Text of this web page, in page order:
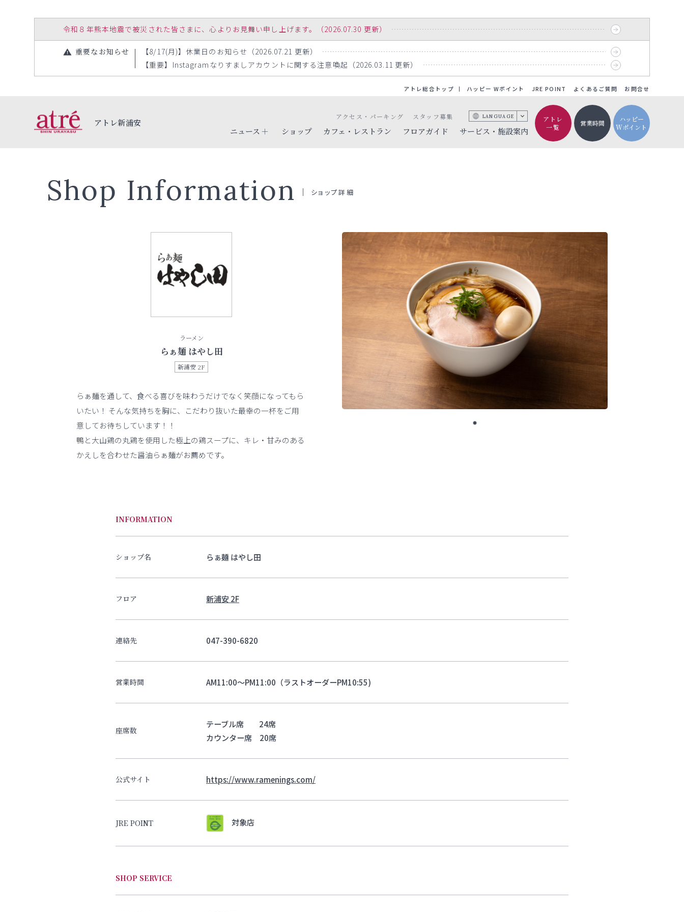
令和８年熊本地震で被災された皆さまに、心よりお見舞い申し上げます。（2026.07.30 更新）
重要なお知らせ
【8/17(月)】休業日のお知らせ（2026.07.21 更新）
【重要】Instagramなりすましアカウントに関する注意喚起（2026.03.11 更新）
アトレ総合トップ ハッピー Wポイント JRE POINT よくあるご質問 お問合せ
アトレ新浦安
ニュース
ショップ カフェ・レストラン フロアガイド サービス・施設案内
アクセス・パーキング スタッフ募集 LANGUAGE
アトレ
一覧
営業時間
ハッピー
Wポイント
Shop Information ショップ詳細
ラーメン
らぁ麺 はやし田
新浦安 2F
らぁ麺を通して、食べる喜びを味わうだけでなく笑顔になってもら
いたい！ そんな気持ちを胸に、こだわり抜いた最幸の一杯をご用
意してお待ちしています！！
鴨と大山鶏の丸鶏を使用した極上の鶏スープに、キレ・甘みのある
かえしを合わせた醤油らぁ麺がお薦めです。
INFORMATION
ショップ名 らぁ麺 はやし田
フロア 新浦安 2F
連絡先 047-390-6820
営業時間 AM11:00～PM11:00（ラストオーダーPM10:55)
座席数
テーブル席 24席
カウンター席 20席
公式サイト https://www.ramenings.com/
JRE POINT 対象店
SHOP SERVICE